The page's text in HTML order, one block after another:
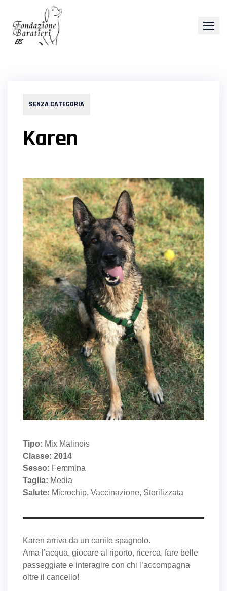
content
SENZA CATEGORIA
Karen
Tipo: Mix Malinois
Classe: 2014
Sesso: Femmina
Taglia: Media
Salute: Microchip, Vaccinazione, Sterilizzata
Karen arriva da un canile spagnolo.
Ama l’acqua, giocare al riporto, ricerca, fare belle
passeggiate e interagire con chi l’accompagna
oltre il cancello!